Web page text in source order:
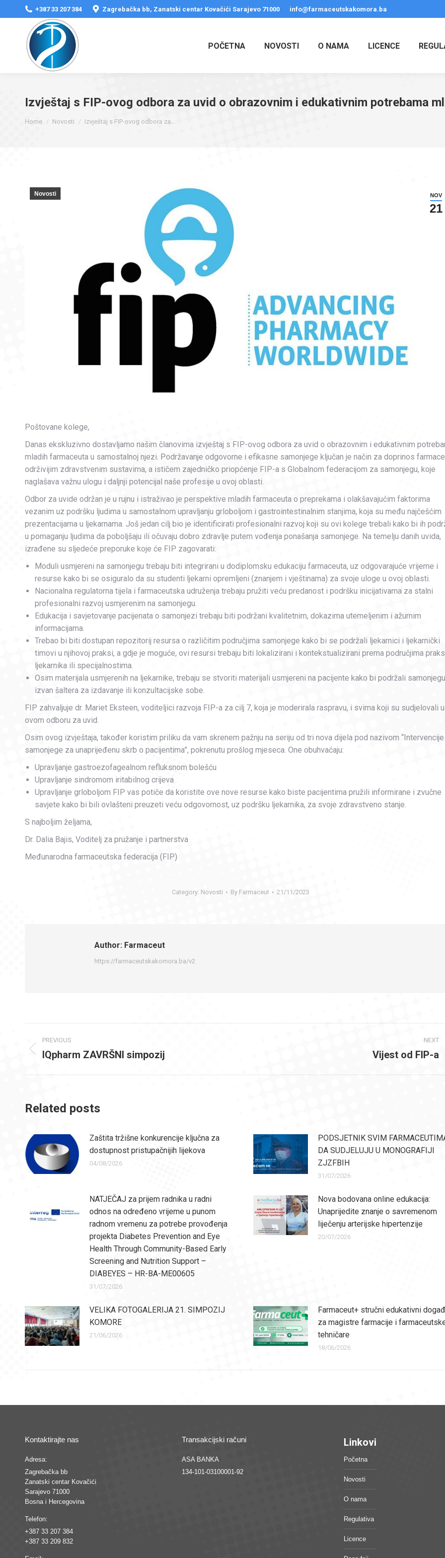
+387 33 207 384 Zagrebačka bb, Zanatski centar Kovačići Sarajevo 71000 info@farmaceutskakomora.ba
POČETNA NOVOSTI O NAMA LICENCE
Izvještaj s FIP-ovog odbora za uvid o obrazovnim i edukativnim potrebama
Home Novosti Izvještaj s FIP-ovog odbora za…
NOV
21
Novosti
Poštovane kolege,
Danas ekskluzivno dostavljamo našim članovima izvještaj s FIP-ovog odbora za uvid o obrazovnim i edukativnim
mladih farmaceuta u samostalnoj njezi. Podržavanje odgovorne i efikasne samonjege ključan je način za doprinos
održivijim zdravstvenim sustavima, a ističem zajedničko priopćenje FIP-a s Globalnom federacijom za samonjegu, koje
naglašava važnu ulogu i daljnji potencijal naše profesije u ovoj oblasti.
Odbor za uvide održan je u rujnu i istraživao je perspektive mladih farmaceuta o preprekama i olakšavajućim faktorima
vezanim uz podršku ljudima u samostalnom upravljanju grloboljom i gastrointestinalnim stanjima, koja su među najčešćim
prezentacijama u ljekarnama. Još jedan cilj bio je identificirati profesionalni razvoj koji su ovi kolege trebali kako bi ih
u pomaganju ljudima da poboljšaju ili očuvaju dobro zdravlje putem vođenja ponašanja samonjege. Na temelju danih uvida,
izrađene su sljedeće preporuke koje će FIP zagovarati:
Moduli usmjereni na samonjegu trebaju biti integrirani u dodiplomsku edukaciju farmaceuta, uz odgovarajuće vrijeme i
resurse kako bi se osiguralo da su studenti ljekarni opremljeni (znanjem i vještinama) za svoje uloge u ovoj oblasti.
Nacionalna regulatorna tijela i farmaceutska udruženja trebaju pružiti veću predanost i podršku inicijativama za stalni
profesionalni razvoj usmjerenim na samonjegu.
Edukacija i savjetovanje pacijenata o samonjezi trebaju biti podržani kvalitetnim, dokazima utemeljenim i ažurnim
informacijama.
Trebao bi biti dostupan repozitorij resursa o različitim područjima samonjege kako bi se podržali ljekarnici i ljekarnički
timovi u njihovoj praksi, a gdje je moguće, ovi resursi trebaju biti lokalizirani i kontekstualizirani prema područjima
ljekarnika ili specijalnostima.
Osim materijala usmjerenih na ljekarnike, trebaju se stvoriti materijali usmjereni na pacijente kako bi podržali samonjegu
izvan šaltera za izdavanje ili konzultacijske sobe.
FIP zahvaljuje dr. Mariet Eksteen, voditeljici razvoja FIP-a za cilj 7, koja je moderirala raspravu, i svima koji su sudjelovali u
ovom odboru za uvid.
Osim ovog izvještaja, također koristim priliku da vam skrenem pažnju na seriju od tri nova dijela pod nazivom “Intervencije
samonjege za unaprijeđenu skrb o pacijentima”, pokrenutu prošlog mjeseca. One obuhvaćaju:
Upravljanje gastroezofagealnom refluksnom bolešću
Upravljanje sindromom iritabilnog crijeva
Upravljanje grloboljom FIP vas potiče da koristite ove nove resurse kako biste pacijentima pružili informirane i zvučne
savjete kako bi bili ovlašteni preuzeti veću odgovornost, uz podršku ljekarnika, za svoje zdravstveno stanje.
S najboljim željama,
Dr. Dalia Bajis, Voditelj za pružanje i partnerstva
Međunarodna farmaceutska federacija (FIP)
Category: Novosti By Farmaceut 21/11/2023
Author: Farmaceut
https://farmaceutskakomora.ba/v2
Post
navigation
PREVIOUS
Previous
IQpharm ZAVRŠNI simpozij
NEXT
Vijest od FIP-a
Related posts
Zaštita tržišne konkurencije ključna za
dostupnost pristupačnijih lijekova
04/08/2026
PODSJETNIK SVIM
DA SUDJELUJU U MONOGRAFIJI
ZJZFBIH
31/07/2026
NATJEČAJ za prijem radnika u radni
odnos na određeno vrijeme u punom
radnom vremenu za potrebe provođenja
projekta Diabetes Prevention and Eye
Health Through Community-Based Early
Screening and Nutrition Support –
DIABEYES – HR-BA-ME00605
31/07/2026
Nova bodovana online edukacija:
Unaprijedite znanje o savremenom
liječenju arterijske hipertenzije
20/07/2026
VELIKA FOTOGALERIJA 21. SIMPOZIJ
KOMORE
21/06/2026
Farmaceut+ stručni edukativni
za magistre farmacije i
tehničare
18/06/2026
Kontaktirajte nas
Adresa:
Zagrebačka bb
Zanatski centar Kovačići
Sarajevo 71000
Bosna i Hercegovina
Telefon:
+387 33 207 384
+387 33 209 832
Transakcijski računi
ASA BANKA
134-101-03100001-92
Linkovi
Početna
Novosti
O nama
Regulativa
Licence